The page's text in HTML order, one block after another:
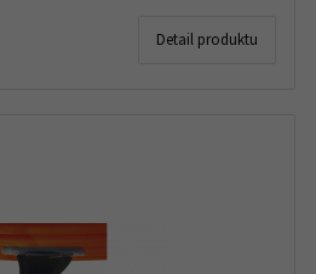
Detail produktu